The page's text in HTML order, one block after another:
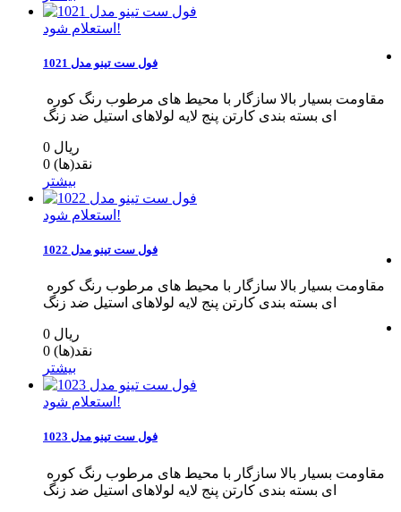
استعلام شود!
فول ست تینو مدل 1021
ای بسته بندی کارتن پنج لایه لولاهای استیل ضد زنگ
0 ریال
0 نقد(ها)
بیشتر
استعلام شود!
فول ست تینو مدل 1022
ای بسته بندی کارتن پنج لایه لولاهای استیل ضد زنگ
0 ریال
0 نقد(ها)
بیشتر
استعلام شود!
فول ست تینو مدل 1023
ای بسته بندی کارتن پنج لایه لولاهای استیل ضد زنگ